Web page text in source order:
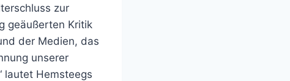
zur
geäußerten Kritik
der Medien, das
unserer
lautet Hemsteegs